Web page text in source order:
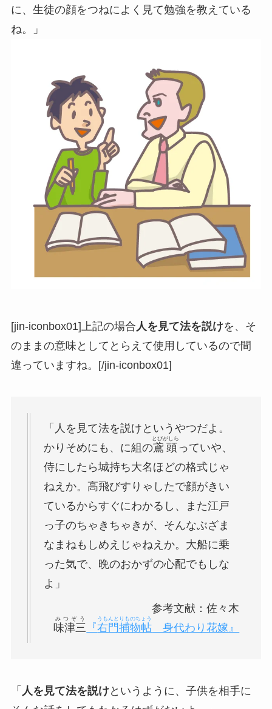
に、生徒の顔をつねによく見て勉強を教えている
ね。」
[jin-iconbox01]上記の場合人を見て法を説けを、そ
のままの意味としてとらえて使用しているので間
違っていますね。[/jin-iconbox01]
「人を見て法を説けというやつだよ。
かりそめにも、に組の鳶頭
とびがしら
っていや、
侍にしたら城持ち大名ほどの格式じゃ
ねえか。高飛びすりゃしたで顔がきい
ているからすぐにわかるし、また江戸
っ子のちゃきちゃきが、そんなぶざま
なまねもしめえじゃねえか。大船に乗
った気で、晩のおかずの心配でもしな
よ」
参考文献：佐々木
味津三
みつぞう
『右門捕物帖
うもんとりものちょう
身代わり花嫁』
「 人を見て法を説けというように、子供を相手に